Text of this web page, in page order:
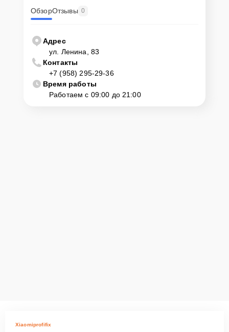
ОбзорОтзывы 0
Адрес
ул. Ленина, 83
Контакты
+7 (958) 295-29-36
Время работы
Работаем с 09:00 до 21:00
Xiaomiprofifix